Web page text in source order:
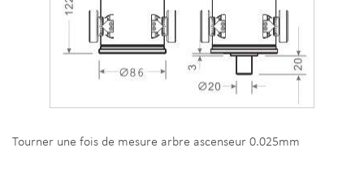
Tourner une fois de mesure arbre ascenseur 0.025mm